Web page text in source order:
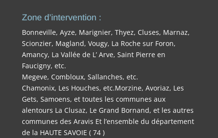
Zone d’intervention :
Bonneville, Ayze, Marignier, Thyez, Cluses, Marnaz,
Scionzier, Magland, Vougy, La Roche sur Foron,
Amancy, La Vallée de L’ Arve, Saint Pierre en
Faucigny, etc.
Megeve, Combloux, Sallanches, etc.
Chamonix, Les Houches, etc.Morzine, Avoriaz, Les
Gets, Samoens, et toutes les communes aux
alentours La Clusaz, Le Grand Bornand, et les autres
communes des Aravis Et l’ensemble du département
de la HAUTE SAVOIE ( 74 )